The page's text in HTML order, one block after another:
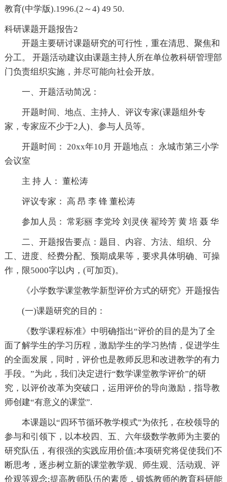
教育(中学版).1996.(2～4) 49 50.
科研课题开题报告2
开题主要研讨课题研究的可行性，重在清思、聚焦和
分工。 开题活动建议由课题主持人所在单位教科研管理部
门负责组织实施，并尽可能向社会开放。
一、开题活动简况：
开题时间、地点、主持人、评议专家(课题组外专
家，专家应不少于2人)、参与人员等。
开题时间： 20xx年10月 开题地点： 永城市第三小学
会议室
主 持 人： 董松涛
评议专家： 高 昂 李 锋 董松涛
参加人员： 常彩丽 李党玲 刘灵侠 翟玲芳 黄 培 聂 华
二、开题报告要点：题目、内容、方法、组织、分
工、进度、经费分配、预期成果等，要求具体明确、可操
作，限5000字以内，(可加页)。
《小学数学课堂教学新型评价方式的研究》开题报告
(一)课题研究的目的：
《数学课程标准》中明确指出“评价的目的是为了全
面了解学生的学习历程，激励学生的学习热情，促进学生
的全面发展，同时，评价也是教师反思和改进教学的有力
手段。”为此，我们决定进行“数学课堂教学评价”的研
究，以评价改革为突破口，运用评价的导向激励，指导教
师创建“有意义的课堂”.
本课题以“四环节循环教学模式”为依托，在校领导的
参与和引领下，以本校四、五、六年级数学教师为主要的
研究队伍，有很强的实践应用价值;本项研究将促使我们不
断思考，逐步树立新的课堂教学观、师生观、活动观、评
价观等观念;提高教师队伍的素质，锻炼教师的教育科研能